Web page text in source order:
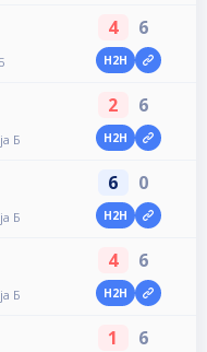
4 6
H2H
Б
2 6
H2H
Б
6 0
H2H
Б
4 6
H2H
1 6